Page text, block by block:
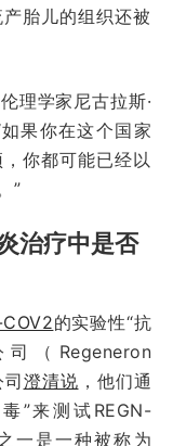
胎儿的组织还被
理学家尼古拉斯·
果你在这个国家
你都可能已经以
”
治疗中是否
的实验性“抗
（Regeneron
澄清说 ，他们通
”来测试REGN-
一是一种被称为